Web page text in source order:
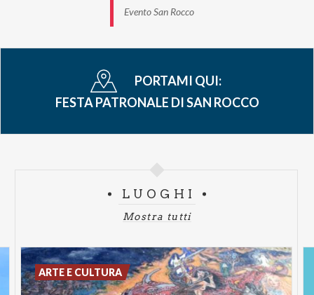
Evento San Rocco
PORTAMI QUI:
FESTA PATRONALE DI SAN ROCCO
LUOGHI
Mostra tutti
ARTE E CULTURA